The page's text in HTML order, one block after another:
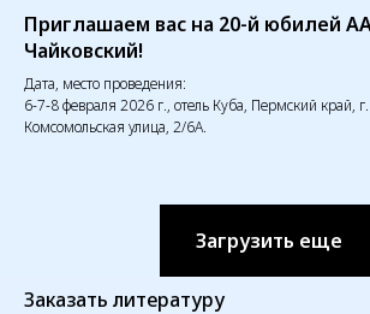
Приглашаем вас на 20-й юбилей
Чайковский!
Дата, место проведения:
6-7-8 февраля 2026 г., отель Куба, Пермский край,
Комсомольская улица, 2/6А.
Загрузить еще
Заказать литературу
Узнать больше про собрания
Политика в отношении обработки
Содружество Анонимных